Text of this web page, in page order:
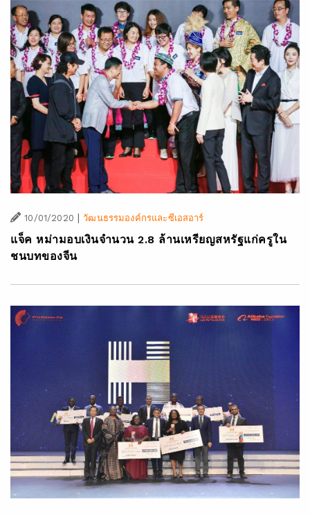
10/01/2020 | วัฒนธรรมองค์กรและซีเอสอาร์
แจ็ค หม่ามอบเงินจำนวน 2.8 ล้านเหรียญสหรัฐแก่ครูใน
ชนบทของจีน